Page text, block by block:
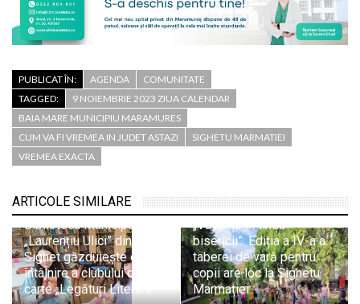
PUBLICAT ÎN: AGENDA
COMUNITATE
TAGGED:
9 NOIEMBRIE 2023 ZIUA CALENDAR
BAIA MARE MUNICIPIU MARAMURES
CUM VA FI VREMEA IN JUDET ASTAZI
SIGHETU MARMATIEI
VREMEA EXACTA
ARTICOLE SIMILARE
Biblioteca Municipală
„Laurențiu Ulici” din
Sighet găzduiește o nouă
întâlnire a clubului de
carte „Legături Literare”
„Vacanță în tinda
bisericii”: Ediția a IV-a a
taberei de vară pentru
copii are loc la Sighetu
Marmației